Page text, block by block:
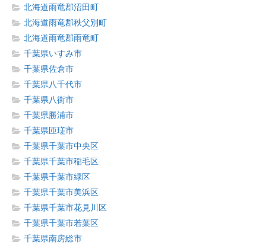
北海道雨竜郡沼田町
北海道雨竜郡秩父別町
北海道雨竜郡雨竜町
千葉県いすみ市
千葉県佐倉市
千葉県八千代市
千葉県八街市
千葉県勝浦市
千葉県匝瑳市
千葉県千葉市中央区
千葉県千葉市稲毛区
千葉県千葉市緑区
千葉県千葉市美浜区
千葉県千葉市花見川区
千葉県千葉市若葉区
千葉県南房総市